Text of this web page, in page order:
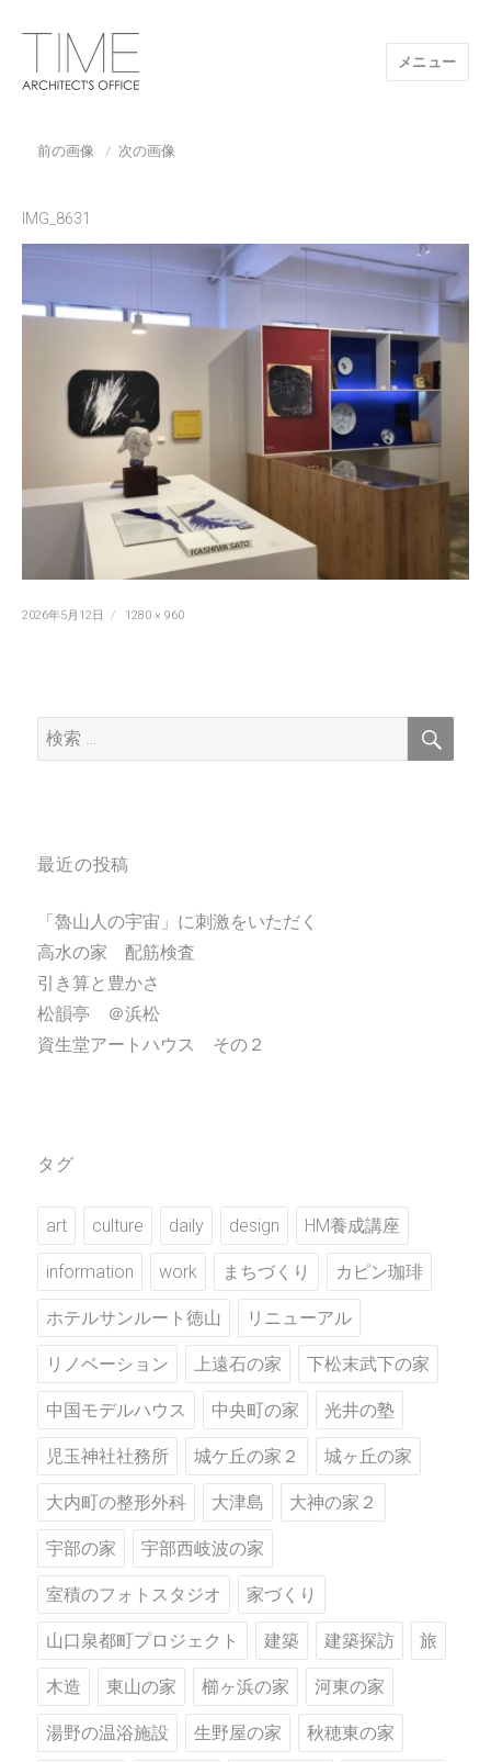
メニュー
前の画像 次の画像
IMG_8631
投
2026年5月12日
フ
1280 × 960
検
索:
検
最近の投稿
「魯山人の宇宙」に刺激をいただく
高水の家 配筋検査
引き算と豊かさ
松韻亭 ＠浜松
資生堂アートハウス その２
タグ
art culture daily design HM養成講座
information work まちづくり カピン珈琲
ホテルサンルート徳山 リニューアル
リノベーション 上遠石の家 下松末武下の家
中国モデルハウス 中央町の家 光井の塾
児玉神社社務所 城ケ丘の家２ 城ヶ丘の家
大内町の整形外科 大津島 大神の家２
宇部の家 宇部西岐波の家
室積のフォトスタジオ 家づくり
山口泉都町プロジェクト 建築 建築探訪 旅
木造 東山の家 櫛ヶ浜の家 河東の家
湯野の温浴施設 生野屋の家 秋穂東の家